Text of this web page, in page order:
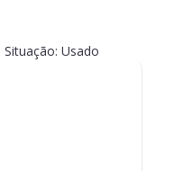
Situação: Usado